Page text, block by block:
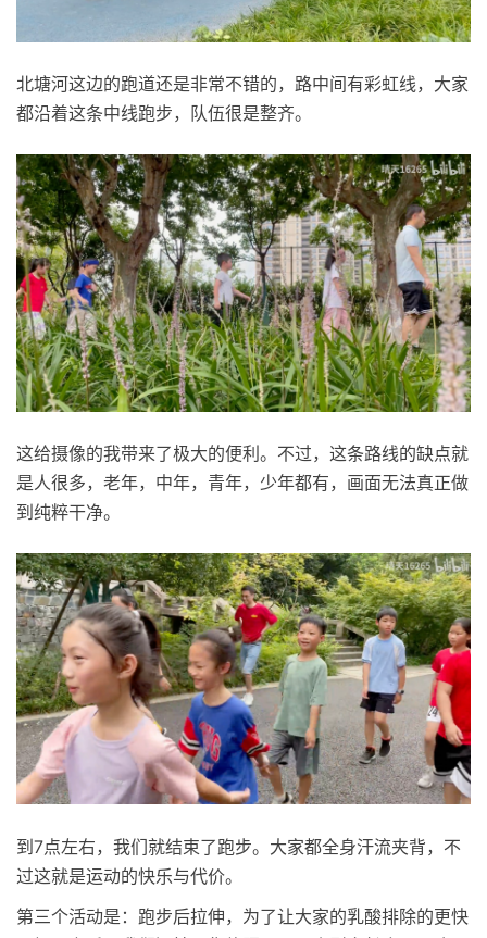
北塘河这边的跑道还是非常不错的，路中间有彩虹线，大家
都沿着这条中线跑步，队伍很是整齐。
这给摄像的我带来了极大的便利。不过，这条路线的缺点就
是人很多，老年，中年，青年，少年都有，画面无法真正做
到纯粹干净。
到7点左右，我们就结束了跑步。大家都全身汗流夹背，不
过这就是运动的快乐与代价。
第三个活动是：跑步后拉伸，为了让大家的乳酸排除的更快